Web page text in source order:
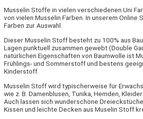
Musselin Stoffe in vielen verschiedenen Uni
von vielen Musselin Farben. In unserem Online
Farben zur Auswahl.
Dieser Musselin Stoff besteht zu 100% aus
Lagen punktuell zusammen gewebt (Double
natürlichen Eigenschaften von Baumwolle ist
Frühlings- und Sommerstoff und bestens
Kinderstoff.
Musselin Stoff wird typischerweise für
wie z. B. Damenblusen, Tunika, Hemden,
Auch lassen sich wunderschöne
Kissen und leichte Decken aus Muselin Stoff